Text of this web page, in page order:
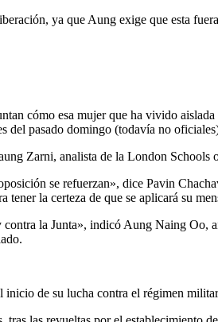
ya que Aung exige que esta
cómo esa mujer que ha vivido
del pasado domingo (todavía no
Zarni, analista de la London
se refuerzan», dice Pavin
la certeza de que se aplicará su
la Junta», indicó Aung Naing Oo,
inicio de su lucha contra el régimen